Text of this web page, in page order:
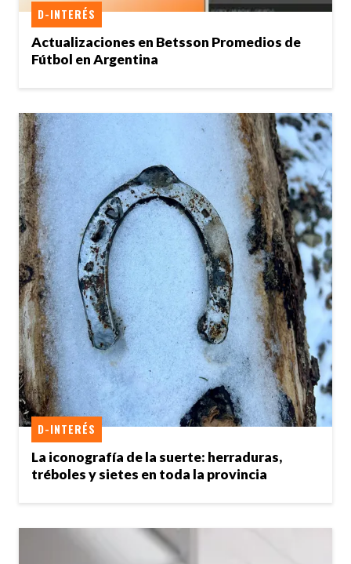
Actualizaciones en Betsson Promedios de
Fútbol en Argentina
D-INTERÉS
La iconografía de la suerte: herraduras,
tréboles y sietes en toda la provincia
D-INTERÉS